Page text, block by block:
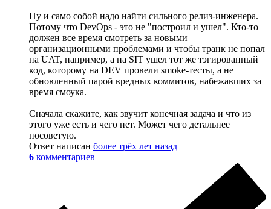
Ну и само собой надо найти сильного релиз-инженера.
Потому что DevOps - это не "построил и ушел". Кто-то
должен все время смотреть за новыми
организационными проблемами и чтобы транк не попал
на UAT, например, а на SIT ушел тот же тэгированный
код, которому на DEV провели smoke-тесты, а не
обновленный парой вредных коммитов, набежавших за
время смоука.
Сначала скажите, как звучит конечная задача и что из
этого уже есть и чего нет. Может чего детальнее
посоветую.
Ответ написан более трёх лет назад
6 комментариев